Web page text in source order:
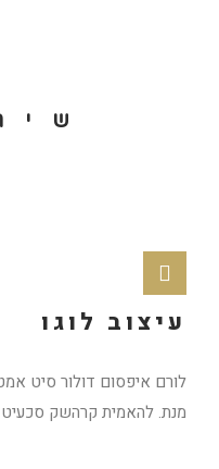
עיצוב לוגו
לורם איפסום דולור סיט
מנת. להאמית קרהשק סכעיט